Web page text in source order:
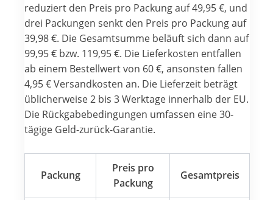
reduziert den Preis pro Packung auf 49,95 €, und
drei Packungen senkt den Preis pro Packung auf
39,98 €. Die Gesamtsumme beläuft sich dann auf
99,95 € bzw. 119,95 €. Die Lieferkosten entfallen
ab einem Bestellwert von 60 €, ansonsten fallen
4,95 € Versandkosten an. Die Lieferzeit beträgt
üblicherweise 2 bis 3 Werktage innerhalb der EU.
Die Rückgabebedingungen umfassen eine 30-
tägige Geld-zurück-Garantie.
Packung
Preis pro
Packung
Gesamtpreis